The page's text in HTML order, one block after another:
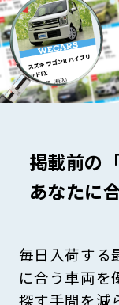
掲載前の
あなたに
毎日入荷する
に合う車両を
探す手間を減